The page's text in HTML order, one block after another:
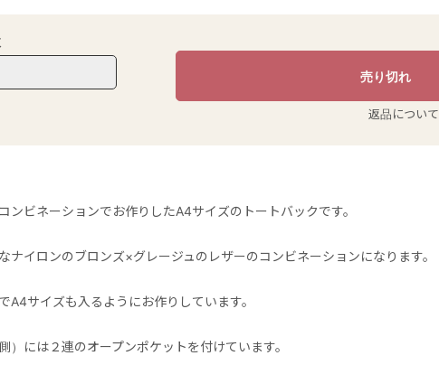
返品について
ンビネーションでお作りしたA4サイズのトートバックです。
ナイロンのブロンズ×グレージュのレザーのコンビネーションになります。
A4サイズも入るようにお作りしています。
）には２連のオープンポケットを付けています。